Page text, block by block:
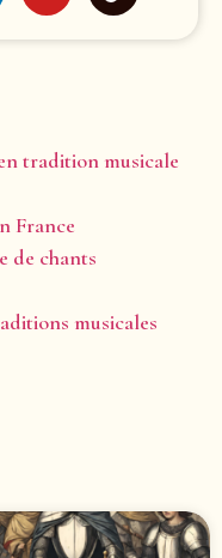
tradition musicale
France
de chants
musicales